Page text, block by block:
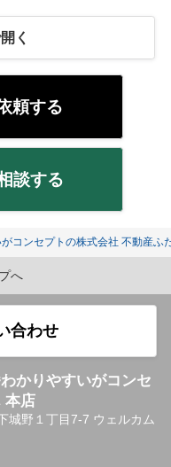
く
頼する
談する
コンセプトの株式会社 不動産ふ
へ
合わせ
かりやすいがコンセ
本店
城野１丁目7-7 ウェルカム